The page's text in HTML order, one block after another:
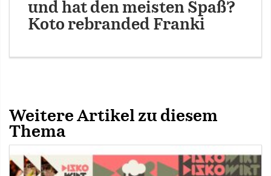
und hat den meisten Spaß?
Koto rebranded Franki
Weitere Artikel zu diesem
Thema